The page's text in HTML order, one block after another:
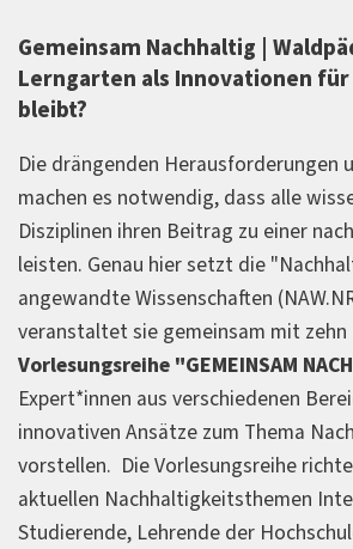
Gemeinsam Nachhaltig |
Lerngarten als Innovationen für
bleibt?
Die drängenden Herausforderungen
machen es notwendig, dass alle
Disziplinen ihren Beitrag zu einer
leisten. Genau hier setzt die
angewandte Wissenschaften
veranstaltet sie gemeinsam mit zehn
Vorlesungsreihe "GEMEINSAM
Expert*innen aus verschiedenen
innovativen Ansätze zum Thema
vorstellen. Die Vorlesungsreihe
aktuellen Nachhaltigkeitsthemen
Studierende, Lehrende der